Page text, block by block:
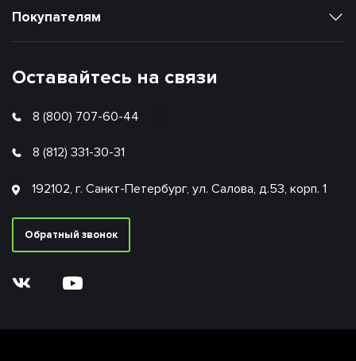
Оставайтесь на связи
8 (800) 707-60-44
8 (812) 331-30-31
192102, г. Санкт-Петербург, ул. Салова, д.53, корп. 1
Обратный звонок
Покупателям